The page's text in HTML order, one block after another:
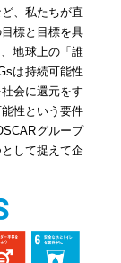
、私たちが直
標と目標を具
地球上の「誰
は持続可能性
会に還元をす
性という要件
グループ
して捉えて企